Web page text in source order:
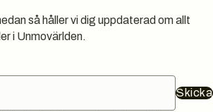
så håller vi dig uppdaterad om allt
i Unmovärlden.
Skicka